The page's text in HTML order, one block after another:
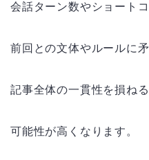
会話ターン数やショート
前回との文体やルールに
記事全体の一貫性を損ねる
可能性が高くなります。